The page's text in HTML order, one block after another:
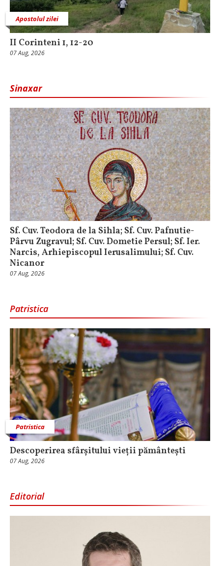
Apostolul zilei
II Corinteni 1, 12-20
07 Aug, 2026
Sinaxar
Sf. Cuv. Teodora de la Sihla; Sf. Cuv. Pafnutie-
Pârvu Zugravul; Sf. Cuv. Dometie Persul; Sf. Ier.
Narcis, Arhiepiscopul Ierusalimului; Sf. Cuv.
Nicanor
07 Aug, 2026
Patristica
Patristica
Descoperirea sfârșitului vieții pământești
07 Aug, 2026
Editorial